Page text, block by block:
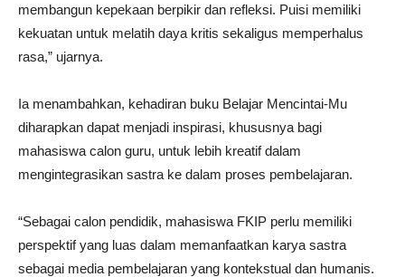
membangun kepekaan berpikir dan refleksi. Puisi memiliki
kekuatan untuk melatih daya kritis sekaligus memperhalus
rasa,” ujarnya.
Ia menambahkan, kehadiran buku Belajar Mencintai-Mu
diharapkan dapat menjadi inspirasi, khususnya bagi
mahasiswa calon guru, untuk lebih kreatif dalam
mengintegrasikan sastra ke dalam proses pembelajaran.
“Sebagai calon pendidik, mahasiswa FKIP perlu memiliki
perspektif yang luas dalam memanfaatkan karya sastra
sebagai media pembelajaran yang kontekstual dan humanis.